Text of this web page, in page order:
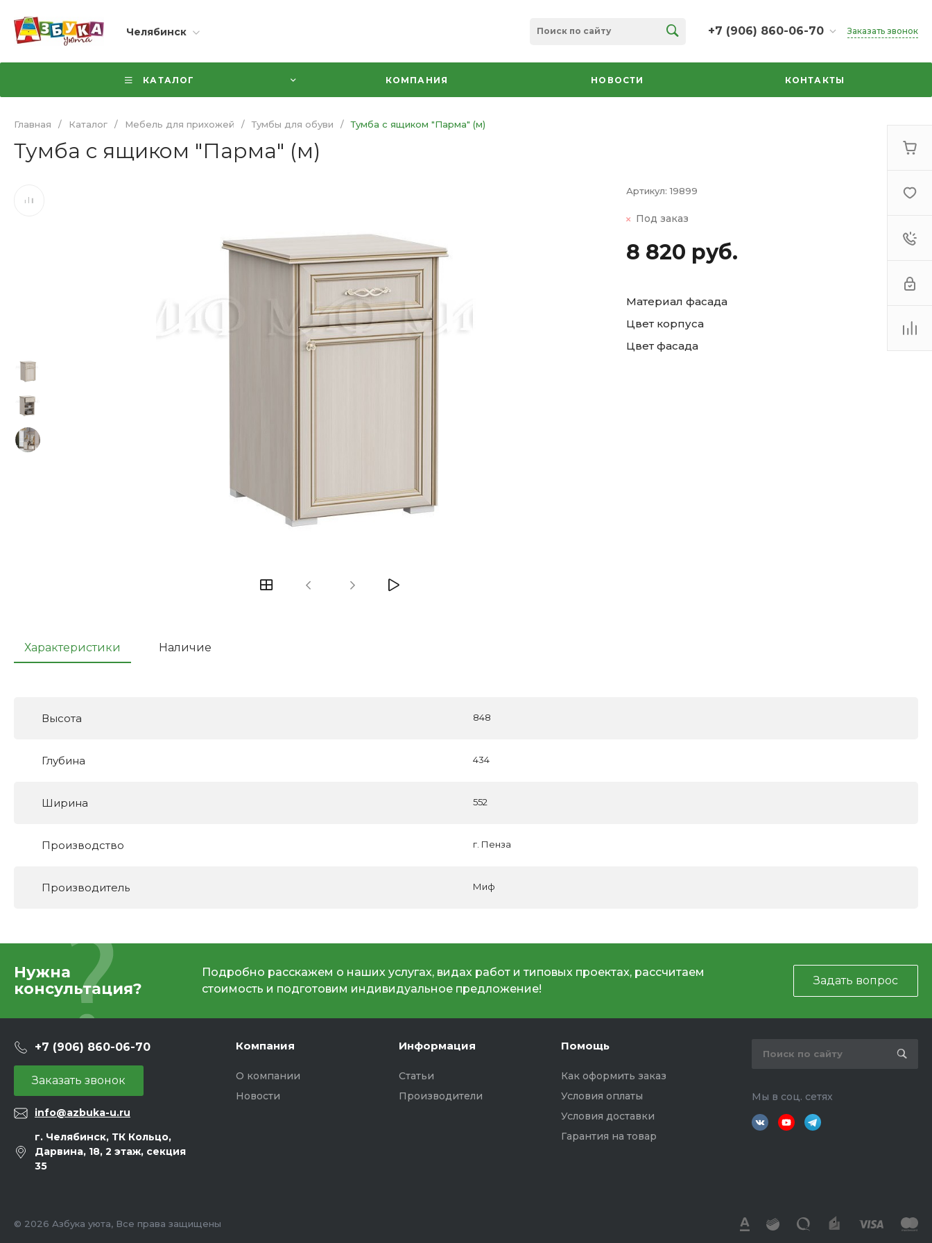
Челябинск +7 (906) 860-06-70
+7 (906) 860-06-70
г. Челябинск, ТК Кольцо,
секция 35
Заказать звонок
КАТАЛОГ КОМПАНИЯ НОВОСТИ КОНТАКТЫ
Главная / Каталог / Мебель для прихожей / Тумбы для обуви / Тумба с ящиком "Парма" (м)
Тумба с ящиком "Парма" (м)
Артикул:19899
Под заказ
8 820 руб.
Материал фасада
Цвет корпуса
Цвет фасада
Характеристики Наличие
Высота 848
Глубина 434
Ширина 552
Производство г. Пенза
Производитель Миф
Нужна
консультация?
Подробно расскажем о наших услугах, видах работ и типовых проектах, рассчитаем
стоимость и подготовим индивидуальное предложение!
Задать вопрос
+7 (906) 860-06-70
Заказать звонок
info@azbuka-u.ru
г. Челябинск, ТК Кольцо,
Дарвина, 18, 2 этаж, секция
35
Компания
О компании
Новости
Информация
Статьи
Производители
Помощь
Как оформить заказ
Условия оплаты
Условия доставки
Гарантия на товар
Мы в соц. сетях
© 2026 Азбука уюта, Все права защищены